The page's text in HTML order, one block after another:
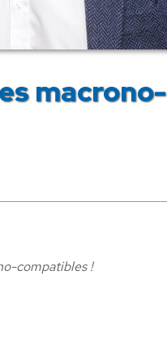
macrono-
compatibles !